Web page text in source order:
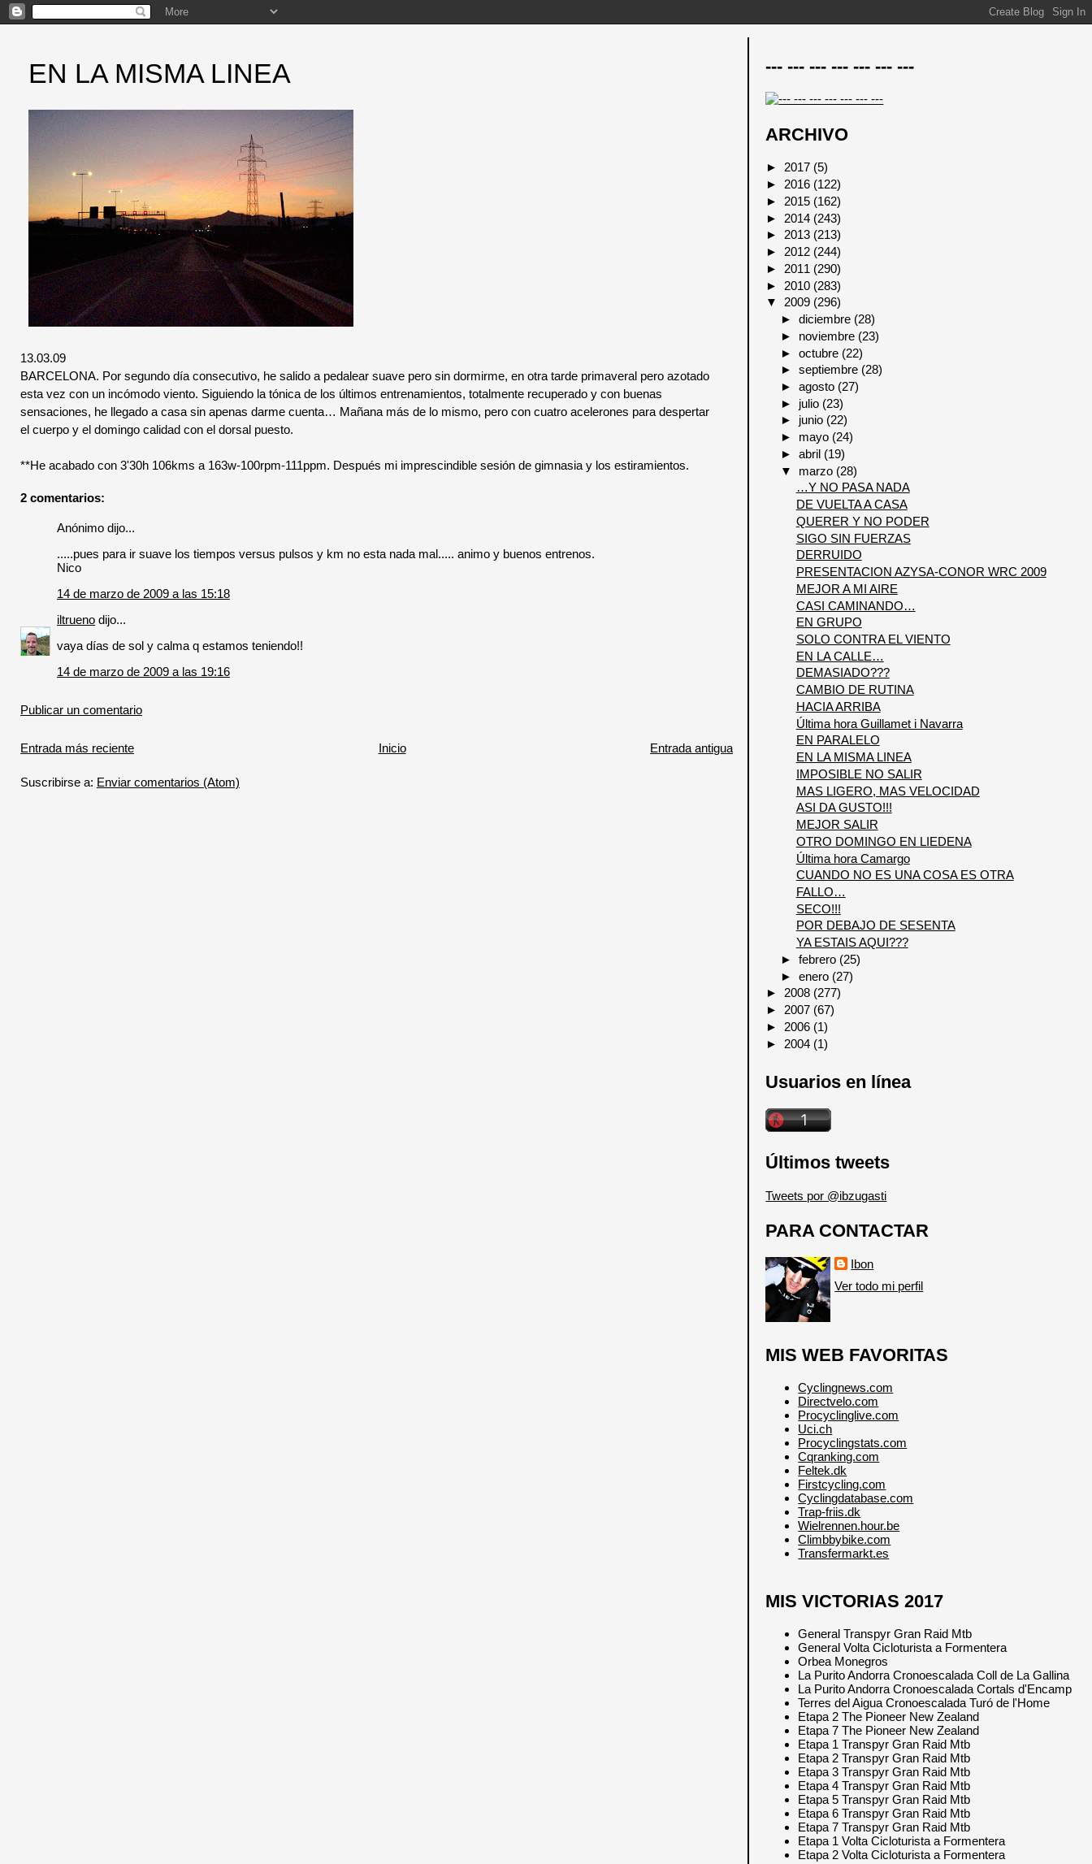
EN LA MISMA LINEA
13.03.09
BARCELONA. Por segundo día consecutivo, he salido a pedalear suave pero sin dormirme, en otra tarde primaveral pero azotado
esta vez con un incómodo viento. Siguiendo la tónica de los últimos entrenamientos, totalmente recuperado y con buenas
sensaciones, he llegado a casa sin apenas darme cuenta… Mañana más de lo mismo, pero con cuatro acelerones para despertar
el cuerpo y el domingo calidad con el dorsal puesto.
**He acabado con 3'30h 106kms a 163w-100rpm-111ppm. Después mi imprescindible sesión de gimnasia y los estiramientos.
2 comentarios:
Anónimo dijo...
.....pues para ir suave los tiempos versus pulsos y km no esta nada mal..... animo y buenos entrenos.
Nico
14 de marzo de 2009 a las 15:18
iltrueno dijo...
vaya días de sol y calma q estamos teniendo!!
14 de marzo de 2009 a las 19:16
Publicar un comentario
Entrada más reciente Entrada antigua
Inicio
Suscribirse a: Enviar comentarios (Atom)
--- --- --- --- --- --- ---
ARCHIVO
►2017 (5)
► 2016 (122)
► 2015 (162)
► 2014 (243)
► 2013 (213)
► 2012 (244)
► 2011 (290)
► 2010 (283)
▼ 2009 (296)
►diciembre (28)
► noviembre (23)
►octubre (22)
►septiembre (28)
►agosto (27)
► julio (23)
► junio (22)
► mayo (24)
►abril (19)
▼ marzo (28)
…Y NO PASA NADA
DE VUELTA A CASA
QUERER Y NO PODER
SIGO SIN FUERZAS
DERRUIDO
PRESENTACION AZYSA-CONOR WRC 2009
MEJOR A MI AIRE
CASI CAMINANDO…
EN GRUPO
SOLO CONTRA EL VIENTO
EN LA CALLE…
DEMASIADO???
CAMBIO DE RUTINA
HACIA ARRIBA
Última hora Guillamet i Navarra
EN PARALELO
EN LA MISMA LINEA
IMPOSIBLE NO SALIR
MAS LIGERO, MAS VELOCIDAD
ASI DA GUSTO!!!
MEJOR SALIR
OTRO DOMINGO EN LIEDENA
Última hora Camargo
CUANDO NO ES UNA COSA ES OTRA
FALLO…
SECO!!!
POR DEBAJO DE SESENTA
YA ESTAIS AQUI???
►febrero (25)
►enero (27)
►2008 (277)
► 2007 (67)
► 2006 (1)
► 2004 (1)
Usuarios en línea
Últimos tweets
Tweets por @ibzugasti
PARA CONTACTAR
Ibon
Ver todo mi perfil
MIS WEB FAVORITAS
Cyclingnews.com
Directvelo.com
Procyclinglive.com
Uci.ch
Procyclingstats.com
Cqranking.com
Feltek.dk
Firstcycling.com
Cyclingdatabase.com
Trap-friis.dk
Wielrennen.hour.be
Climbbybike.com
Transfermarkt.es
MIS VICTORIAS 2017
General Transpyr Gran Raid Mtb
General Volta Cicloturista a Formentera
Orbea Monegros
La Purito Andorra Cronoescalada Coll de La Gallina
La Purito Andorra Cronoescalada Cortals d'Encamp
Terres del Aigua Cronoescalada Turó de l'Home
Etapa 2 The Pioneer New Zealand
Etapa 7 The Pioneer New Zealand
Etapa 1 Transpyr Gran Raid Mtb
Etapa 2 Transpyr Gran Raid Mtb
Etapa 3 Transpyr Gran Raid Mtb
Etapa 4 Transpyr Gran Raid Mtb
Etapa 5 Transpyr Gran Raid Mtb
Etapa 6 Transpyr Gran Raid Mtb
Etapa 7 Transpyr Gran Raid Mtb
Etapa 1 Volta Cicloturista a Formentera
Etapa 2 Volta Cicloturista a Formentera